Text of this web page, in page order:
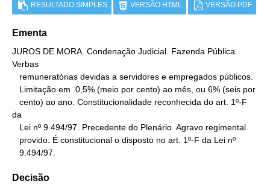
RESULTADO SIMPLES VERSÃO HTML VERSÃO PDF
Ementa
JUROS DE MORA. Condenação Judicial. Fazenda Pública.
Verbas
da
   9.494/97.
Decisão